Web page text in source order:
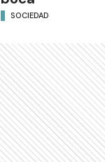
SOCIEDAD